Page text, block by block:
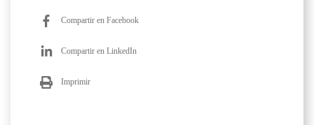
Compartir en Facebook
Compartir en LinkedIn
Imprimir